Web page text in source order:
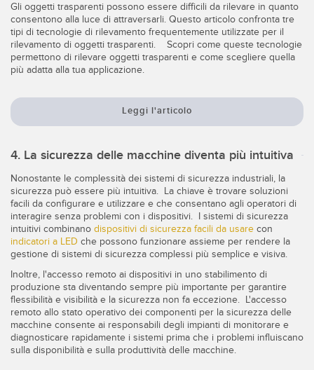
Gli oggetti trasparenti possono essere difficili da rilevare in quanto
consentono alla luce di attraversarli. Questo articolo confronta tre
tipi di tecnologie di rilevamento frequentemente utilizzate per il
rilevamento di oggetti trasparenti. Scopri come queste tecnologie
permettono di rilevare oggetti trasparenti e come scegliere quella
più adatta alla tua applicazione.
Leggi l'articolo
4. La sicurezza delle macchine diventa più intuitiva
Nonostante le complessità dei sistemi di sicurezza industriali, la
sicurezza può essere più intuitiva. La chiave è trovare soluzioni
facili da configurare e utilizzare e che consentano agli operatori di
interagire senza problemi con i dispositivi. I sistemi di sicurezza
intuitivi combinano dispositivi di sicurezza facili da usare con
indicatori a LED che possono funzionare assieme per rendere la
gestione di sistemi di sicurezza complessi più semplice e visiva.
Inoltre, l'accesso remoto ai dispositivi in uno stabilimento di
produzione sta diventando sempre più importante per garantire
flessibilità e visibilità e la sicurezza non fa eccezione. L'accesso
remoto allo stato operativo dei componenti per la sicurezza delle
macchine consente ai responsabili degli impianti di monitorare e
diagnosticare rapidamente i sistemi prima che i problemi influiscano
sulla disponibilità e sulla produttività delle macchine.